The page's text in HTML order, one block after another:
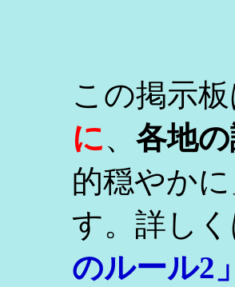
この掲示板
に、 各地
的穏やか
す。詳しく
のルール2」